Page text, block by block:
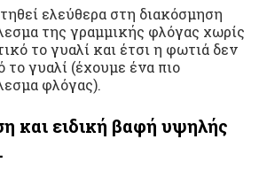
ελεύθερα στη διακόσμηση
της γραμμικής φλόγας χωρίς
το γυαλί και έτσι η φωτιά δεν
το γυαλί (έχουμε ένα πιο
φλόγας).
και ειδική βαφή υψηλής